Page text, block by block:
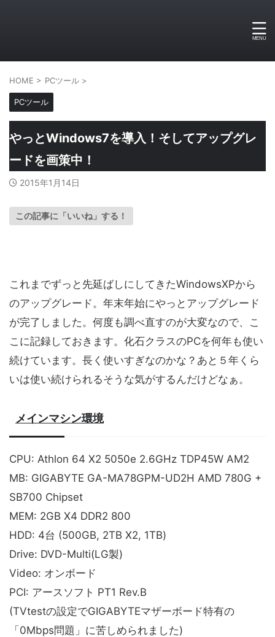
HOME > PCツール >
PCツール
やっとWindows7を導入！そしてアップグレ
ードを画策中！
2015年1月14日
この記事に「いいね」する！
これまでずっと先延ばしにしてきたWindowsXPから
のアップグレード。年末年始にやっとアップグレード
が完了しました。何度も調べ直すのが大変なので、こ
こに記録しておきます。化石クラスのPCを何年も使い
続けています。長く使いすぎなのかな？あと５年くら
いは使い続けられるそうな気がするんだけどなぁ。
メインマシン環境
CPU: Athlon 64 X2 5050e 2.6GHz TDP45W AM2
MB: GIGABYTE GA-MA78GPM-UD2H AMD 780G +
SB700 Chipset
MEM: 2GB X4 DDR2 800
HDD: 4台 (500GB, 2TB X2, 1TB)
Drive: DVD-Multi(LG製)
Video: オンボード
PCI: アースソフト PT1 Rev.B
(TVtestの設定でGIGABYTEマザーボード特有の
「0Mbps問題」に苦しめられました)